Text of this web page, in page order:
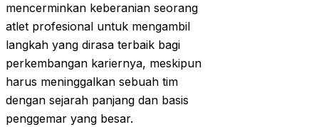
mencerminkan keberanian seorang
atlet profesional untuk mengambil
langkah yang dirasa terbaik bagi
perkembangan kariernya, meskipun
harus meninggalkan sebuah tim
dengan sejarah panjang dan basis
penggemar yang besar.